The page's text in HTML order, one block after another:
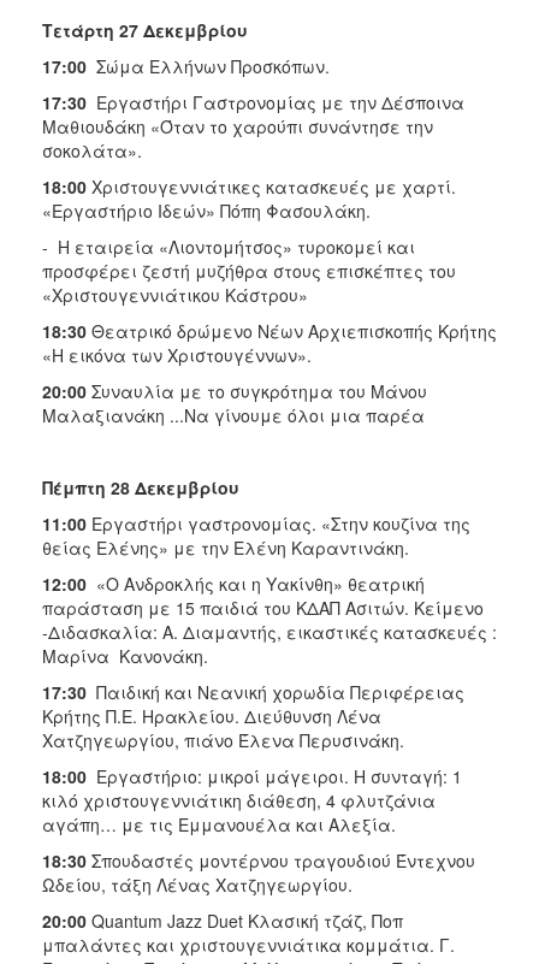
Τετάρτη 27 Δεκεμβρίου
17:00 Σώμα Ελλήνων Προσκόπων.
17:30 Εργαστήρι Γαστρονομίας με την Δέσποινα
Μαθιουδάκη «Όταν το χαρούπι συνάντησε την
σοκολάτα».
18:00 Χριστουγεννιάτικες κατασκευές με χαρτί.
«Εργαστήριο Ιδεών» Πόπη Φασουλάκη.
- H εταιρεία «Λιοντομήτσος» τυροκομεί και
προσφέρει ζεστή μυζήθρα στους επισκέπτες του
«Χριστουγεννιάτικου Κάστρου»
18:30 Θεατρικό δρώμενο Νέων Αρχιεπισκοπής Κρήτης
«Η εικόνα των Χριστουγέννων».
20:00 Συναυλία με το συγκρότημα του Μάνου
Μαλαξιανάκη ...Να γίνουμε όλοι μια παρέα
Πέμπτη 28 Δεκεμβρίου
11:00 Εργαστήρι γαστρονομίας. «Στην κουζίνα της
θείας Ελένης» με την Ελένη Καραντινάκη.
12:00 «Ο Ανδροκλής και η Υακίνθη» θεατρική
παράσταση με 15 παιδιά του ΚΔΑΠ Ασιτών. Κείμενο
-Διδασκαλία: Α. Διαμαντής, εικαστικές κατασκευές :
Μαρίνα Κανονάκη.
17:30 Παιδική και Νεανική χορωδία Περιφέρειας
Κρήτης Π.Ε. Ηρακλείου. Διεύθυνση Λένα
Χατζηγεωργίου, πιάνο Έλενα Περυσινάκη.
18:00 Εργαστήριο: μικροί μάγειροι. Η συνταγή: 1
κιλό χριστουγεννιάτικη διάθεση, 4 φλυτζάνια
αγάπη… με τις Εμμανουέλα και Αλεξία.
18:30 Σπουδαστές μοντέρνου τραγουδιού Έντεχνου
Ωδείου, τάξη Λένας Χατζηγεωργίου.
20:00 Quantum Jazz Duet Kλασική τζάζ, Ποπ
μπαλάντες και χριστουγεννιάτικα κομμάτια. Γ.